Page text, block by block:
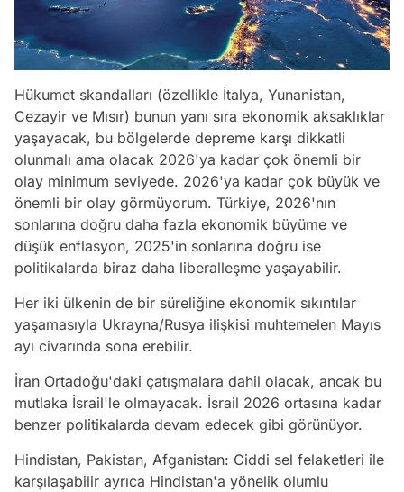
Hükumet skandalları (özellikle İtalya, Yunanistan,
Cezayir ve Mısır) bunun yanı sıra ekonomik aksaklıklar
yaşayacak, bu bölgelerde depreme karşı dikkatli
olunmalı ama olacak 2026'ya kadar çok önemli bir
olay minimum seviyede. 2026'ya kadar çok büyük ve
önemli bir olay görmüyorum. Türkiye, 2026'nın
sonlarına doğru daha fazla ekonomik büyüme ve
düşük enflasyon, 2025'in sonlarına doğru ise
politikalarda biraz daha liberalleşme yaşayabilir.
Her iki ülkenin de bir süreliğine ekonomik sıkıntılar
yaşamasıyla Ukrayna/Rusya ilişkisi muhtemelen Mayıs
ayı civarında sona erebilir.
İran Ortadoğu'daki çatışmalara dahil olacak, ancak bu
mutlaka İsrail'le olmayacak. İsrail 2026 ortasına kadar
benzer politikalarda devam edecek gibi görünüyor.
Hindistan, Pakistan, Afganistan: Ciddi sel felaketleri ile
karşılaşabilir ayrıca Hindistan'a yönelik olumlu